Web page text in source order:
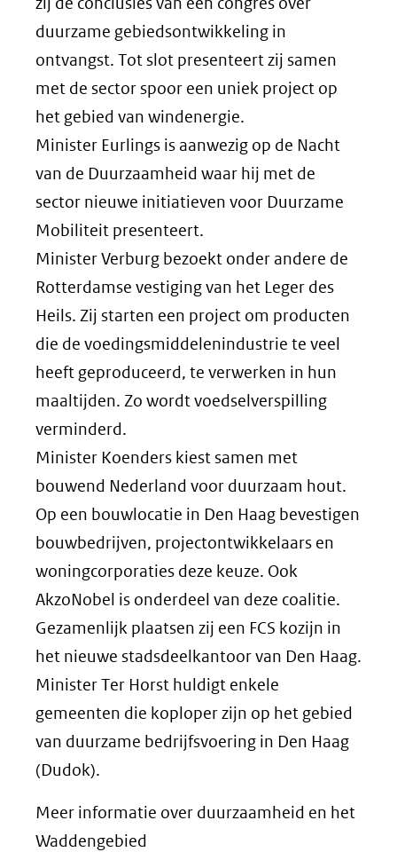
duurzame gebiedsontwikkeling in
ontvangst. Tot slot presenteert zij samen
met de sector spoor een uniek project op
het gebied van windenergie.
Minister Eurlings is aanwezig op de Nacht
van de Duurzaamheid waar hij met de
sector nieuwe initiatieven voor Duurzame
Mobiliteit presenteert.
Minister Verburg bezoekt onder andere de
Rotterdamse vestiging van het Leger des
Heils. Zij starten een project om producten
die de voedingsmiddelenindustrie te veel
heeft geproduceerd, te verwerken in hun
maaltijden. Zo wordt voedselverspilling
verminderd.
Minister Koenders kiest samen met
bouwend Nederland voor duurzaam hout.
Op een bouwlocatie in Den Haag bevestigen
bouwbedrijven, projectontwikkelaars en
woningcorporaties deze keuze. Ook
AkzoNobel is onderdeel van deze coalitie.
Gezamenlijk plaatsen zij een FCS kozijn in
het nieuwe stadsdeelkantoor van Den Haag.
Minister Ter Horst huldigt enkele
gemeenten die koploper zijn op het gebied
van duurzame bedrijfsvoering in Den Haag
(Dudok).
Meer informatie over duurzaamheid en het
Waddengebied